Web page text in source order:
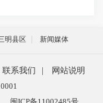
明县区 新闻媒体
联系我们
网站说明